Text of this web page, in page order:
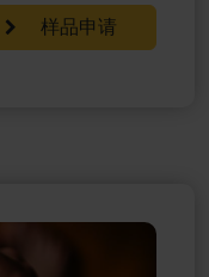
样品申请